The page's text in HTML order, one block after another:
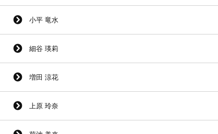
小平 竜水
細谷 瑛莉
増田 涼花
上原 玲奈